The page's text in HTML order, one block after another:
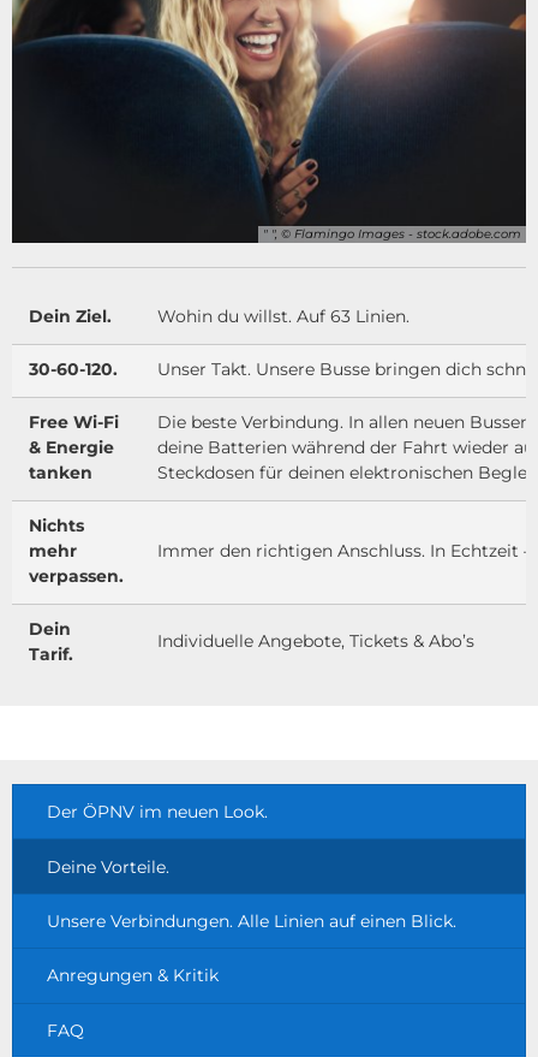
" ", © Flamingo Images - stock.adobe.com
Dein Ziel. Wohin du willst. Auf 63 Linien.
30-60-120. Unser Takt. Unsere Busse bringen dich
Free Wi-Fi
& Energie
tanken
Die beste Verbindung. In allen neuen
deine Batterien während der Fahrt wieder
Steckdosen für deinen elektronischen
Nichts
mehr
verpassen.
Immer den richtigen Anschluss. In Echtzeit
Dein
Tarif.
Individuelle Angebote, Tickets & Abo’s
Der ÖPNV im neuen Look.
Deine Vorteile.
Unsere Verbindungen. Alle Linien auf einen Blick.
Anregungen & Kritik
FAQ